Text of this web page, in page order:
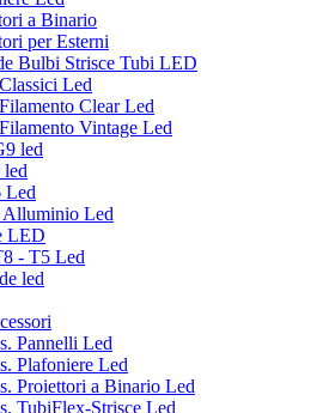
a Binario
per Esterni
Bulbi Strisce Tubi LED
Led
Clear Led
Vintage Led
led
Led
Led
LED
- T5 Led
led
Pannelli Led
Plafoniere Led
Proiettori a Binario Led
TubiFlex-Strisce Led